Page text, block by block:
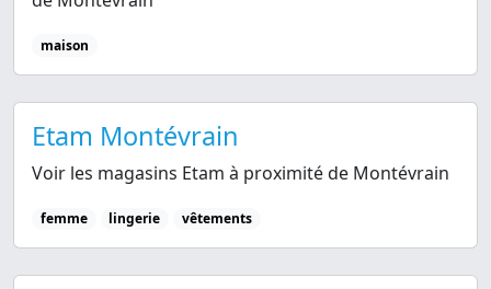
maison
Etam Montévrain
Voir les magasins Etam à proximité de Montévrain
femme lingerie vêtements